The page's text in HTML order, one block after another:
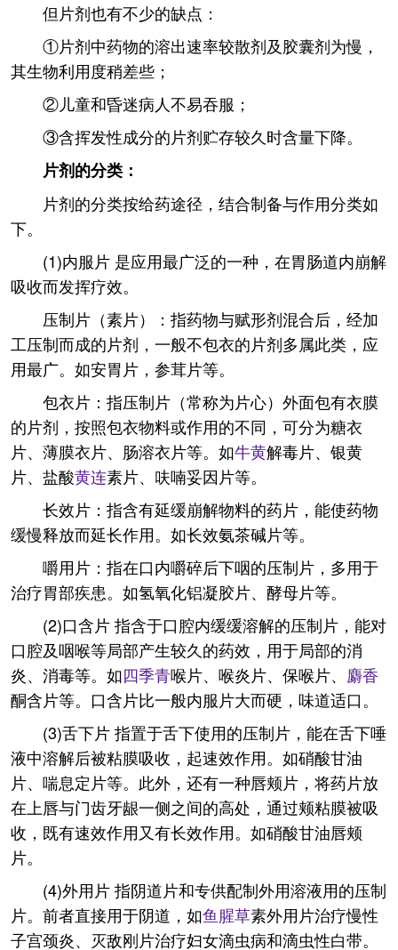
但片剂也有不少的缺点：
①片剂中药物的溶出速率较散剂及胶囊剂为慢，
其生物利用度稍差些；
②儿童和昏迷病人不易吞服；
③含挥发性成分的片剂贮存较久时含量下降。
片剂的分类：
片剂的分类按给药途径，结合制备与作用分类如
下。
(1)内服片 是应用最广泛的一种，在胃肠道内崩解
吸收而发挥疗效。
压制片（素片）：指药物与赋形剂混合后，经加
工压制而成的片剂，一般不包衣的片剂多属此类，应
用最广。如安胃片，参茸片等。
包衣片：指压制片（常称为片心）外面包有衣膜
的片剂，按照包衣物料或作用的不同，可分为糖衣
片、薄膜衣片、肠溶衣片等。如牛黄解毒片、银黄
片、盐酸黄连素片、呋喃妥因片等。
长效片：指含有延缓崩解物料的药片，能使药物
缓慢释放而延长作用。如长效氨茶碱片等。
嚼用片：指在口内嚼碎后下咽的压制片，多用于
治疗胃部疾患。如氢氧化铝凝胶片、酵母片等。
(2)口含片 指含于口腔内缓缓溶解的压制片，能对
口腔及咽喉等局部产生较久的药效，用于局部的消
炎、消毒等。如四季青喉片、喉炎片、保喉片、 麝香
酮含片等。口含片比一般内服片大而硬，味道适口。
(3)舌下片 指置于舌下使用的压制片，能在舌下唾
液中溶解后被粘膜吸收，起速效作用。如硝酸甘油
片、喘息定片等。此外，还有一种唇颊片，将药片放
在上唇与门齿牙龈一侧之间的高处，通过颊粘膜被吸
收，既有速效作用又有长效作用。如硝酸甘油唇颊
片。
(4)外用片 指阴道片和专供配制外用溶液用的压制
片。前者直接用于阴道，如鱼腥草素外用片治疗慢性
子宫颈炎、灭敌刚片治疗妇女滴虫病和滴虫性白带。